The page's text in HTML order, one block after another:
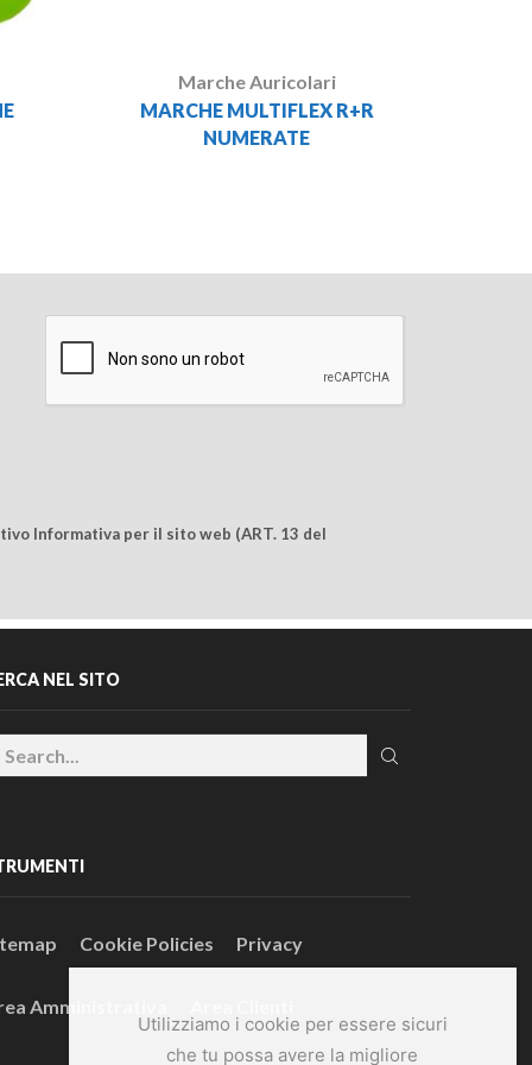
Utilizziamo i cookie per essere sicuri
che tu possa avere la migliore
Marche Auricolari
MARCHE MULTIFLEX R+R
NUMERATE
Informativa per il sito web (ART. 13 del
NEL SITO
Cookie Policies Privacy
Amministrativa